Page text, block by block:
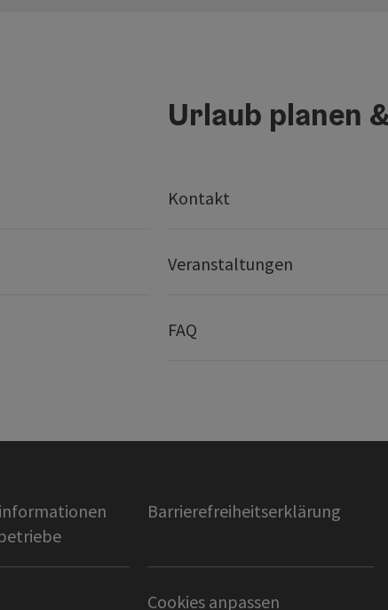
Urlaub planen
Kontakt
Veranstaltungen
FAQ
Barrierefreiheitserklärung
Cookies anpassen